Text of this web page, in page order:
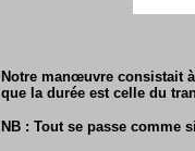
Notre manœuvre consistait
que la durée est celle du
NB : Tout se passe comme